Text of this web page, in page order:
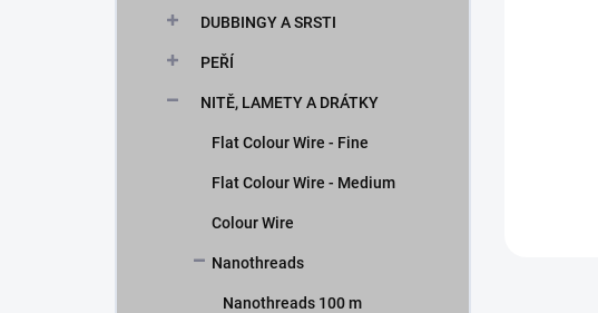
DUBBINGY A SRSTI
PEŘÍ
NITĚ, LAMETY A DRÁTKY
Flat Colour Wire - Fine
Flat Colour Wire - Medium
Colour Wire
Nanothreads
Nanothreads 100 m